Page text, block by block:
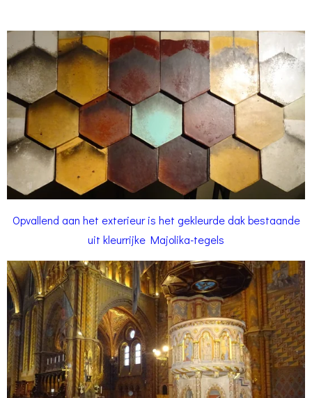
Opvallend aan het exterieur is het gekleurde dak bestaande
uit kleurrijke Majolika-tegels